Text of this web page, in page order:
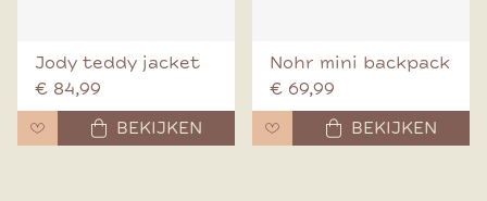
Jody teddy jacket
€ 84,99
BEKIJKEN
Nohr mini backpack
€ 69,99
BEKIJKEN